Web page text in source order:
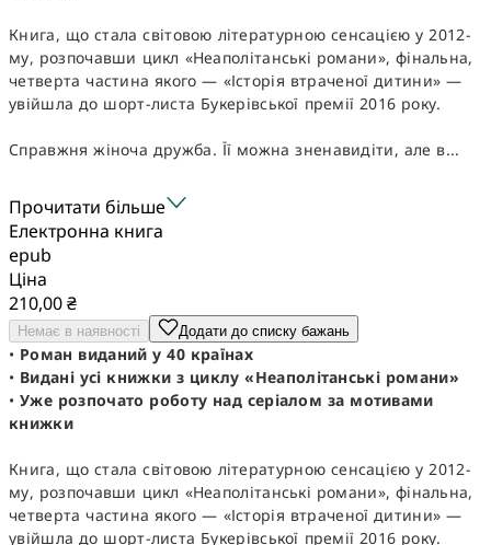
Книга, що стала світовою літературною сенсацією у 2012-
му, розпочавши цикл «Неаполітанські романи», фінальна,
четверта частина якого — «Історія втраченої дитини» —
увійшла до шорт-листа Букерівської премії 2016 року.
Справжня жіноча дружба. Її можна зненавидіти, але в...
Прочитати більше
Електронна книга
epub
Ціна
210,00 ₴
Немає в наявності Додати до списку бажань
• Роман виданий у 40 країнах
• Видані усі книжки з циклу «Неаполітанські романи»
•Уже розпочато роботу над серіалом за мотивами
книжки
Книга, що стала світовою літературною сенсацією у 2012-
му, розпочавши цикл «Неаполітанські романи», фінальна,
четверта частина якого — «Історія втраченої дитини» —
увійшла до шорт-листа Букерівської премії 2016 року.